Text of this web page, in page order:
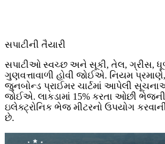
સપાટીની તૈયારી
સપાટીઓ સ્વચ્છ અને સૂકી, તેલ, ગ્રીસ,
ગુણવત્તાવાળી હોવી જોઈએ. નિયમ
જુનબોન્ડ પ્રાઈમર ચાર્ટમાં આપેલી
જોઈએ. લાકડામાં 15% કરતા ઓછી ભેજની
ઇલેક્ટ્રોનિક ભેજ મીટરનો ઉપયોગ
છે.